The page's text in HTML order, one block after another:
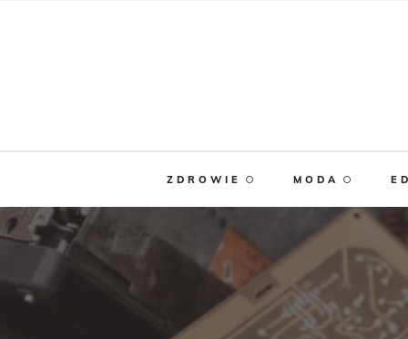
ZDROWIE MODA